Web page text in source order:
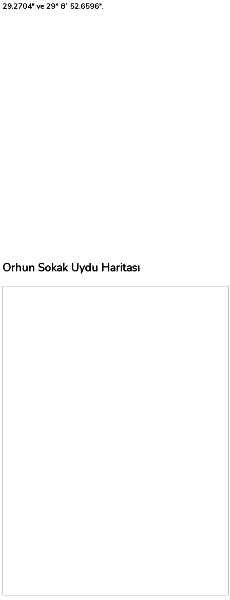
29.2704" ve 29° 8´ 52.6596".
Orhun Sokak Uydu Haritası